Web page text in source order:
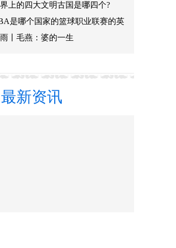
上的四⼤⽂明古国是哪四个?
是哪个国家的篮球职业联赛的英
丨毛燕：婆的一生
最新资讯